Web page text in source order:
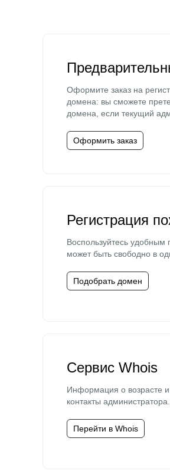
Оформите заказ на
домена: вы сможете
домена, если текущий
Оформить заказ
Регистрация
Воспользуйтесь
может быть свободно в
Подобрать домен
Сервис Whois
Информация о возрасте и
контакты администратора.
Перейти в Whois